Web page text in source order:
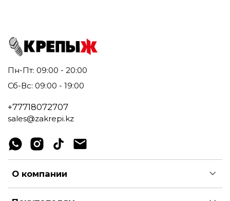
Пн-Пт: 09:00 - 20:00
Сб-Вс: 09:00 - 19:00
+77718072707
sales@zakrepi.kz
О компании